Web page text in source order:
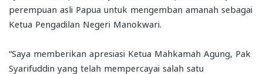
perempuan asli Papua untuk mengemban amanah sebagai
Ketua Pengadilan Negeri Manokwari.
“Saya memberikan apresiasi Ketua Mahkamah Agung, Pak
Syarifuddin yang telah mempercayai salah satu